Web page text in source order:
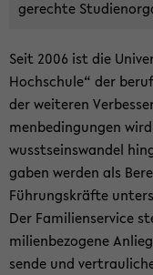
ge­rech­te
Seit 2006 ist die
Hoch­schu­le“ der
der wei­te­ren
men­be­din­gun­gen
wusst­seins­wan­del
ga­ben wer­den als
Füh­rungs­kräf­te
Der Fa­mi­li­en­ser­vice
mi­li­en­be­zo­ge­ne
sen­de und